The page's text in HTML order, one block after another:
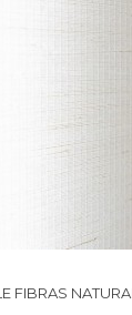
de fibras
FIBRAS